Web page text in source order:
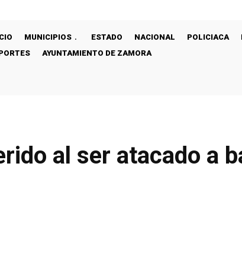
MUNICIPIOS ESTADO NACIONAL POLICIACA
AYUNTAMIENTO DE ZAMORA
al ser atacado a